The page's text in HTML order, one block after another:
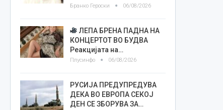
Бранко Героски 06/08/2026
ЛЕПА БРЕНА ПАДНА НА
КОНЦЕРТОТ ВО БУДВА
Реакцијата на…
Плусинфо 06/08/2026
РУСИЈА ПРЕДУПРЕДУВА
ДЕКА ВО ЕВРОПА СЕКОЈ
ДЕН СЕ ЗБОРУВА ЗА…